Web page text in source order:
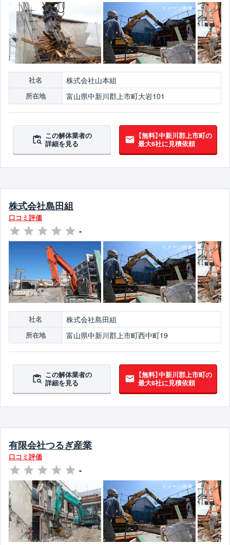
社名 株式会社山本組
所在地 富山県中新川郡上市町大岩101
この解体業者の
詳細を見る
【無料】中新川郡上市町の
最大6社に見積依頼
株式会社島田組
口コミ評価
-
社名 株式会社島田組
所在地 富山県中新川郡上市町西中町19
この解体業者の
詳細を見る
【無料】中新川郡上市町の
最大6社に見積依頼
有限会社つるぎ産業
口コミ評価
-